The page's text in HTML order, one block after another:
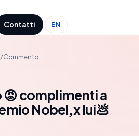
Contatti EN
/Commento
😡 complimenti a
Nobel,x lui💩